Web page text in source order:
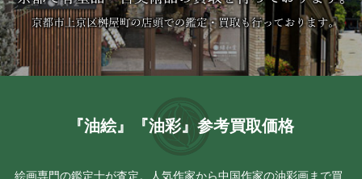
『油絵』『油彩』参考買取価格
絵画専門の鑑定士が査定。人気作家から中国作家の油彩画まで買